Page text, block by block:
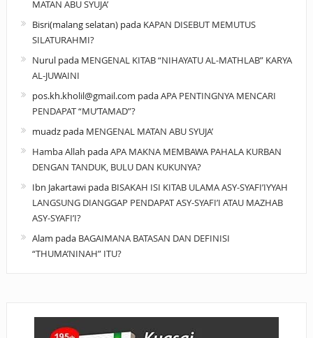
MATAN ABU SYUJA’
Bisri(malang selatan)pada KAPAN DISEBUT MEMUTUS
SILATURAHMI?
Nurulpada MENGENAL KITAB “NIHAYATU AL-MATHLAB” KARYA
AL-JUWAINI
pos.kh.kholil@gmail.com padaAPA PENTINGNYA MENCARI
PENDAPAT “MU’TAMAD”?
muadzpada MENGENAL MATAN ABU SYUJA’
Hamba Allah padaAPA MAKNA MEMBAWA PAHALA KURBAN
DENGAN TANDUK, BULU DAN KUKUNYA?
Ibn Jakartawipada BISAKAH ISI KITAB ULAMA ASY-SYAFI’IYYAH
LANGSUNG DIANGGAP PENDAPAT ASY-SYAFI’I ATAU MAZHAB
ASY-SYAFI’I?
Alam pada BAGAIMANA BATASAN DAN DEFINISI
“THUMA’NINAH” ITU?